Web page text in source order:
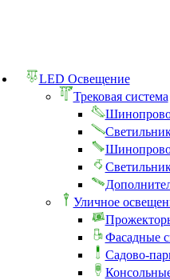
LED Освещение
Трековая система
Уличное
Фасадные
Садово-